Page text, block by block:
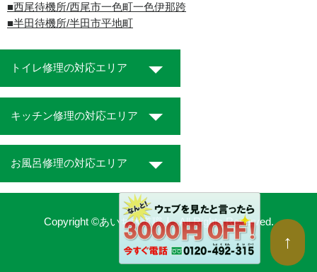
■西尾待機所/西尾市一色町一色伊那跨
■半田待機所/半田市平地町
トイレ修理の対応エリア
キッチン修理の対応エリア
お風呂修理の対応エリア
Copyright ©あいち水道職人. All Rights Reserved.
↑